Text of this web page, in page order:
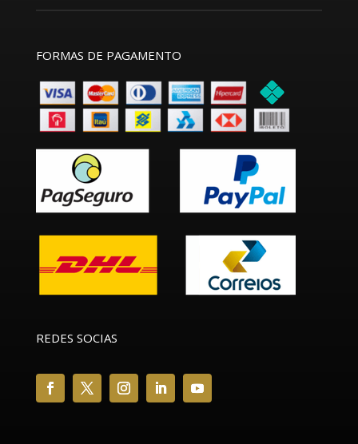
FORMAS DE PAGAMENTO
REDES SOCIAS